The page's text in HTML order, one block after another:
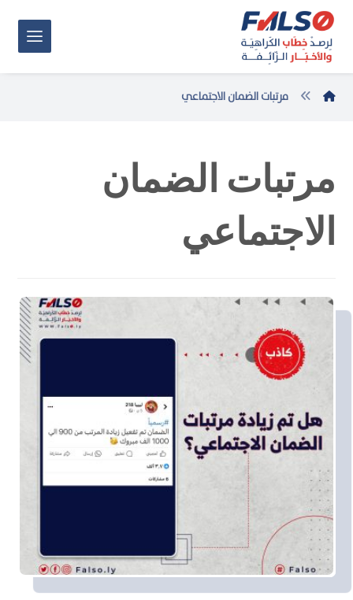
مرتبات الضمان الاجتماعي
مرتبات الضمان
الاجتماعي